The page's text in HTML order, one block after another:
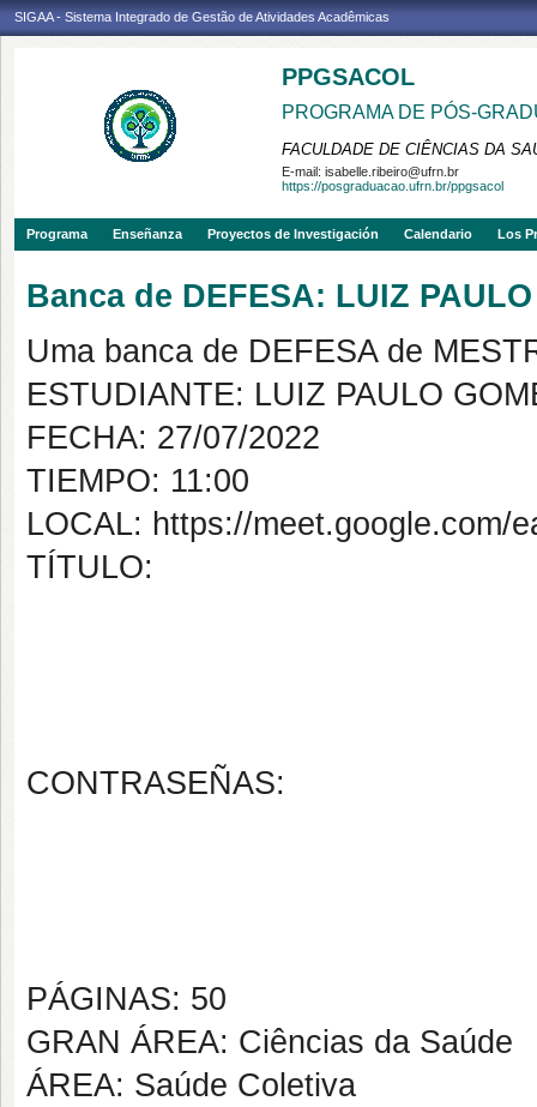
SIGAA - Sistema Integrado de Gestão de Atividades Acadêmicas
PPGSACOL
PROGRAMA DE PÓS-
FACULDADE DE CIÊNCIAS DA
E-mail: isabelle.ribeiro@ufrn.br
https://posgraduacao.ufrn.br/ppgsacol
Programa Enseñanza Proyectos de Investigación Calendario Los
Banca de DEFESA: LUIZ
Uma banca de DEFESA de
ESTUDIANTE: LUIZ PAULO
FECHA: 27/07/2022
TIEMPO: 11:00
LOCAL: https://meet.google.com/
TÍTULO:
CONTRASEÑAS:
PÁGINAS: 50
GRAN ÁREA: Ciências da Saúde
ÁREA: Saúde Coletiva